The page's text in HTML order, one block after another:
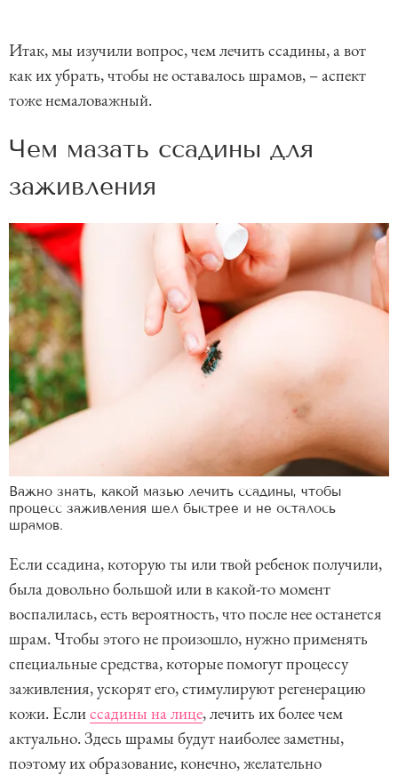
Итак, мы изучили вопрос, чем лечить ссадины, а вот
как их убрать, чтобы не оставалось шрамов, – аспект
тоже немаловажный.
Чем мазать ссадины для
заживления
Важно знать, какой мазью лечить ссадины, чтобы
процесс заживления шел быстрее и не осталось
шрамов.
Если ссадина, которую ты или твой ребенок получили,
была довольно большой или в какой-то момент
воспалилась, есть вероятность, что после нее останется
шрам. Чтобы этого не произошло, нужно применять
специальные средства, которые помогут процессу
заживления, ускорят его, стимулируют регенерацию
кожи. Еслиссадины на лице, лечить их более чем
актуально. Здесь шрамы будут наиболее заметны,
поэтому их образование, конечно, желательно